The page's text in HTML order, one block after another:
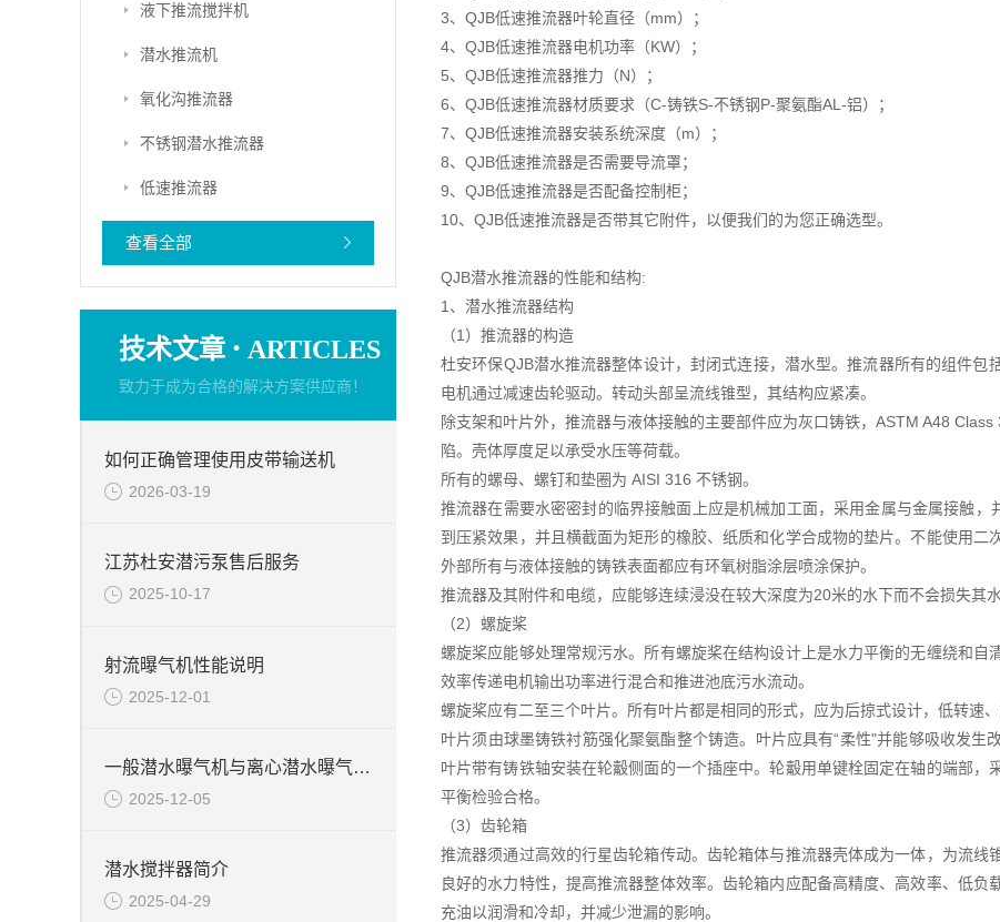
液下推流搅拌机
潜水推流机
氧化沟推流器
不锈钢潜水推流器
低速推流器
查看全部
技术文章 · ARTICLES
致力于成为合格的解决方案供应商！
如何正确管理使用皮带输送机
2026-03-19
江苏杜安潜污泵售后服务
2025-10-17
射流曝气机性能说明
2025-12-01
一般潜水曝气机与离心潜水曝气机特点的不一样之处
2025-12-05
潜水搅拌器简介
2025-04-29
3、QJB低速推流器叶轮直径（mm）；
4、QJB低速推流器电机功率（KW）；
5、QJB低速推流器推力（N）；
6、QJB低速推流器材质要求（C-铸铁S-不锈钢P-聚氨酯AL-铝）；
7、QJB低速推流器安装系统深度（m）；
8、QJB低速推流器是否需要导流罩；
9、QJB低速推流器是否配备控制柜；
10、QJB低速推流器是否带其它附件，以便我们的为您正确选型。
QJB潜水推流器的性能和结构:
1、潜水推流器结构
（1）推流器的构造
杜安环保QJB潜水推流器整体设计，封闭式连接，潜水型。推流器所有的组件
电机通过减速齿轮驱动。转动头部呈流线锥型，其结构应紧凑。
除支架和叶片外，推流器与液体接触的主要部件应为灰口铸铁，ASTM A48
陷。壳体厚度足以承受水压等荷载。
所有的螺母、螺钉和垫圈为 AISI 316 不锈钢。
推流器在需要水密密封的临界接触面上应是机械加工面，采用金属与金属接触
到压紧效果，并且横截面为矩形的橡胶、纸质和化学合成物的垫片。不能使用
外部所有与液体接触的铸铁表面都应有环氧树脂涂层喷涂保护。
推流器及其附件和电缆，应能够连续浸没在较大深度为20米的水下而不会损失其水
（2）螺旋桨
螺旋桨应能够处理常规污水。所有螺旋桨在结构设计上是水力平衡的无缠绕和
效率传递电机输出功率进行混合和推进池底污水流动。
螺旋桨应有二至三个叶片。所有叶片都是相同的形式，应为后掠式设计，低转速
叶片须由球墨铸铁衬筋强化聚氨酯整个铸造。叶片应具有“柔性"并能够吸收发
叶片带有铸铁轴安装在轮觳侧面的一个插座中。轮觳用单键栓固定在轴的端部
平衡检验合格。
（3）齿轮箱
推流器须通过高效的行星齿轮箱传动。齿轮箱体与推流器壳体成为一体，为流
良好的水力特性，提高推流器整体效率。齿轮箱内应配备高精度、高效率、低
充油以润滑和冷却，并减少泄漏的影响。